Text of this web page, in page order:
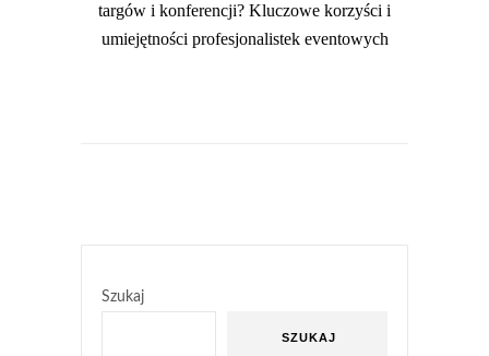
targów i konferencji? Kluczowe korzyści i
umiejętności profesjonalistek eventowych
Szukaj
SZUKAJ